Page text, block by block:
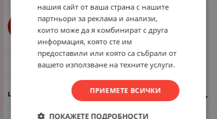
1 пак - 200 броя
5.62€ / 10.99 лв.
нашия сайт от ваша страна с нашите
партньори за реклама и анализи,
които може да я комбинират с друга
информация, която сте им
предоставили или която са събрали от
вашето използване на техните услуги.
ПРИЕМЕТЕ ВСИЧКИ
ПОКАЖЕТЕ ПОДРОБНОСТИ